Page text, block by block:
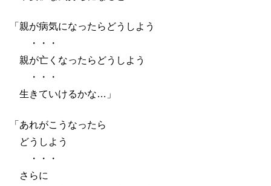
「親が病気になったらどうしよう
・・・
親が亡くなったらどうしよう
・・・
生きていけるかな…」
「あれがこうなったら
どうしよう
・・・
さらに